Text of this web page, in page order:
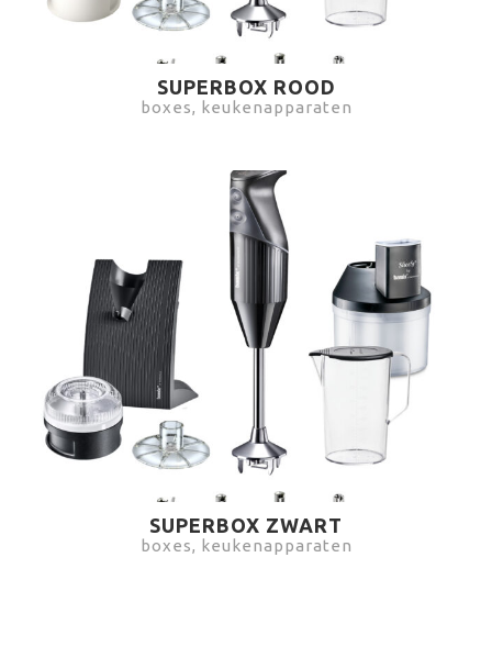
SUPERBOX ROOD
boxes, keukenapparaten
SUPERBOX ZWART
boxes, keukenapparaten